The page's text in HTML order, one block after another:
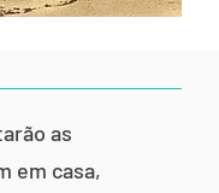
as
em casa,